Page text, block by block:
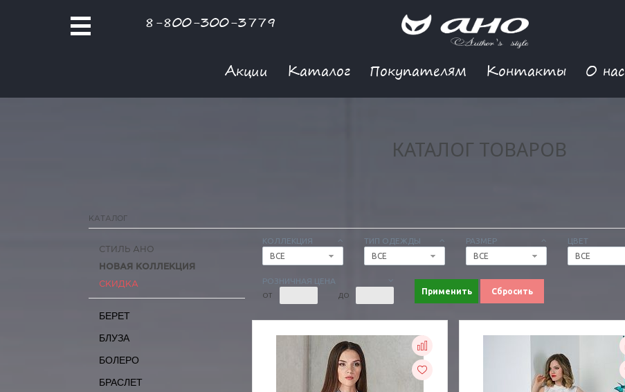
8-800-300-3779
Акции Каталог Покупателям Контакты О нас
КАТАЛОГ ТОВАРОВ
КАТАЛОГ
КОЛЛЕКЦИЯ
ВСЕ
ТИП ОДЕЖДЫ
ВСЕ
РАЗМЕР
ВСЕ
ЦВЕТ
ВСЕ
РОЗНИЧНАЯ ЦЕНА
ОТ ДО Применить Сбросить
СТИЛЬ АНО
НОВАЯ КОЛЛЕКЦИЯ
СКИДКА
БЕРЕТ
БЛУЗА
БОЛЕРО
БРАСЛЕТ